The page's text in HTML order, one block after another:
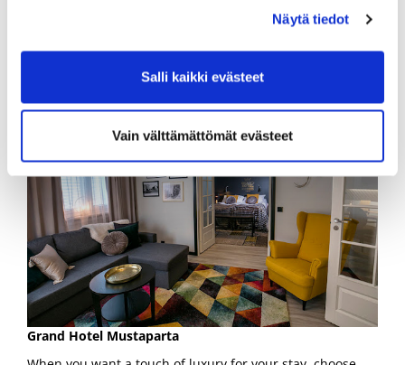
Näytä tiedot
Salli kaikki evästeet
Vain välttämättömät evästeet
Reservations: hotel@mustaparta.fi or by phone at +358
Grand Hotel Mustaparta